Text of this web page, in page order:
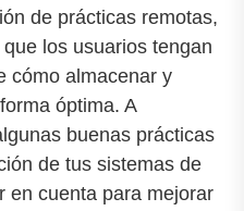
de prácticas remotas,
los usuarios tengan
cómo almacenar y
óptima. A
buenas prácticas
de tus sistemas de
en cuenta para mejorar